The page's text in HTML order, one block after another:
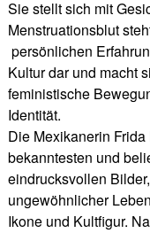
Sie stellt sich mit
Menstruationsblut
persönlichen
Kultur dar und macht
feministische
Identität.
Die Mexikanerin
bekanntesten und
eindrucksvollen
ungewöhnlicher
Ikone und Kultfigur.